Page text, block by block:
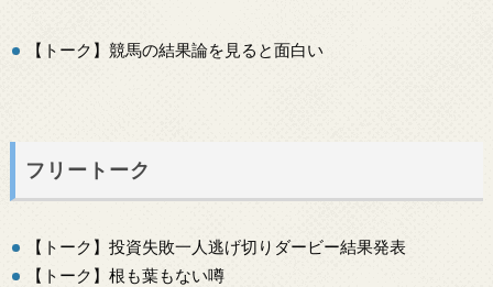
【トーク】競馬の結果論を見ると面白い
フリートーク
【トーク】投資失敗一人逃げ切りダービー結果発表
【トーク】根も葉もない噂